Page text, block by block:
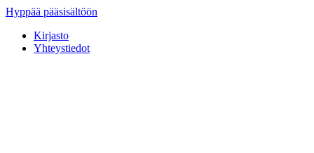
Hyppää pääsisältöön
Kirjasto
Yhteystiedot